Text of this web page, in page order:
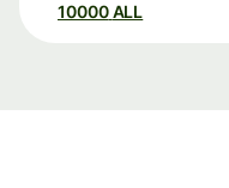
10000 ALL